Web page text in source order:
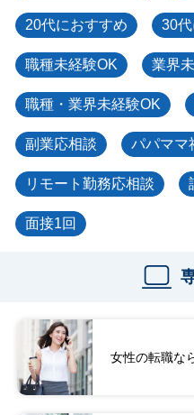
20代におすすめ 30
職種未経験OK 業界
職種・業界未経験OK
副業応相談 パパママ
リモート勤務応相談
面接1回
女性の転職な